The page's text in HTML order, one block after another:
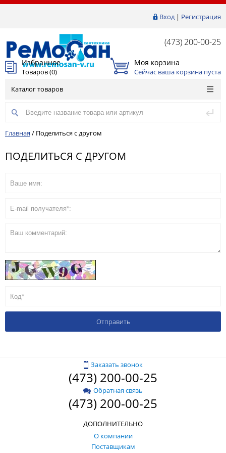
Вход| Регистрация
(473) 200-00-25
Избранное
Товаров (0)
Моя корзина
Сейчас ваша корзина пуста
Каталог товаров
Главная / Поделиться с другом
ПОДЕЛИТЬСЯ С ДРУГОМ
Заказать звонок
(473) 200-00-25
Обратная связь
(473) 200-00-25
ДОПОЛНИТЕЛЬНО
О компании
Поставщикам